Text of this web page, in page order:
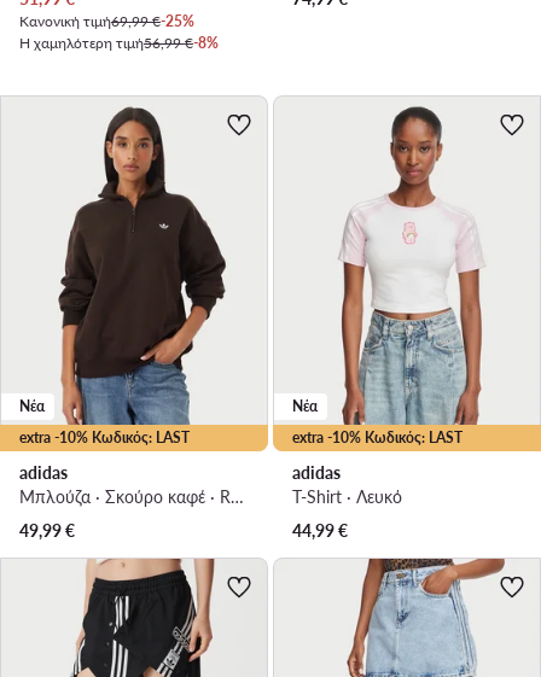
Κανονική τιμή69,99 €-25%
Η χαμηλότερη τιμή56,99 €-8%
extra -10% Κωδικός: LAST
Νέα
adidas
Μπλούζα · Σκούρο καφέ · Regular Fit
49,99€
extra -10% Κωδικός: LAST
Νέα
adidas
T-Shirt · Λευκό
44,99€